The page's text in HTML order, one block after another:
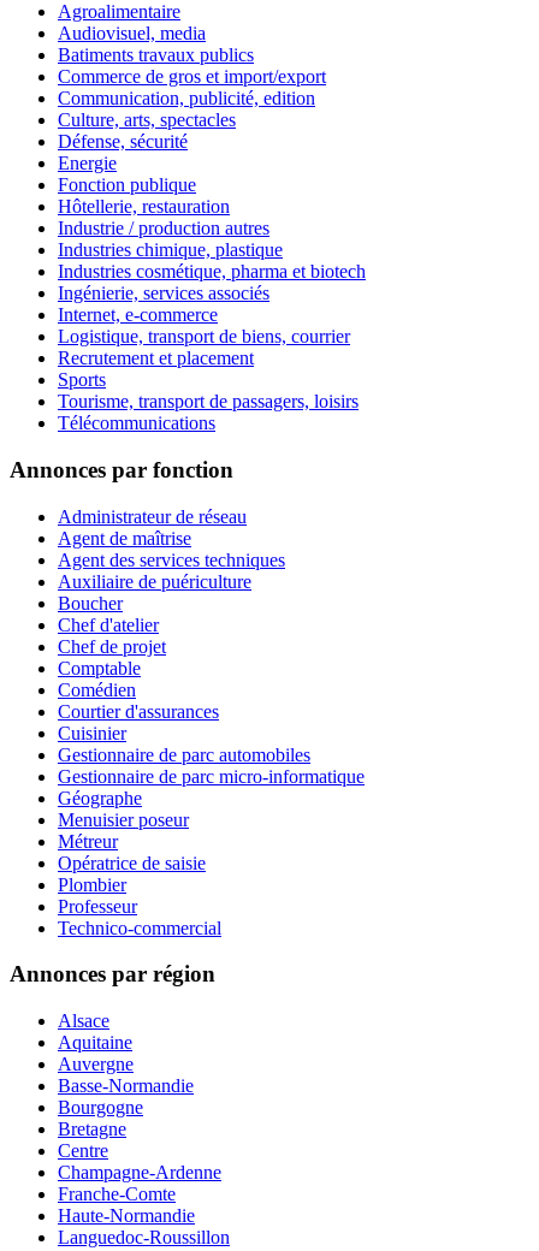
Agroalimentaire
Audiovisuel, media
Batiments travaux publics
Commerce de gros et import/export
Communication, publicité, edition
Culture, arts, spectacles
Défense, sécurité
Energie
Fonction publique
Hôtellerie, restauration
Industrie / production autres
Industries chimique, plastique
Industries cosmétique, pharma et biotech
Ingénierie, services associés
Internet, e-commerce
Logistique, transport de biens, courrier
Recrutement et placement
Sports
Tourisme, transport de passagers, loisirs
Télécommunications
Annonces par fonction
Administrateur de réseau
Agent de maîtrise
Agent des services techniques
Auxiliaire de puériculture
Boucher
Chef d'atelier
Chef de projet
Comptable
Comédien
Courtier d'assurances
Cuisinier
Gestionnaire de parc automobiles
Gestionnaire de parc micro-informatique
Géographe
Menuisier poseur
Métreur
Opératrice de saisie
Plombier
Professeur
Technico-commercial
Annonces par région
Alsace
Aquitaine
Auvergne
Basse-Normandie
Bourgogne
Bretagne
Centre
Champagne-Ardenne
Franche-Comte
Haute-Normandie
Languedoc-Roussillon